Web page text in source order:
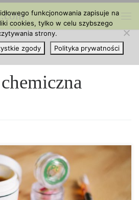
– Krótka odpowiedź.
w cannabis jest THC, które jest
odczucie haju u użytkowników
funkcjonowania zapisuje na
cookies, tylko w celu szybszego
strony.
zgody Polityka prywatności